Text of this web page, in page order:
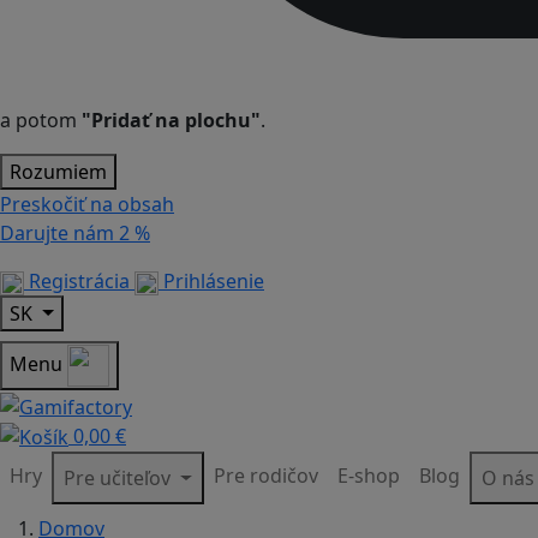
a potom "Pridať na plochu".
Rozumiem
Preskočiť na obsah
Darujte nám 2 %
Registrácia
Prihlásenie
SK
Menu
0,00 €
Hry
Pre učiteľov Pre rodičov E-shop Blog
O nás
Domov